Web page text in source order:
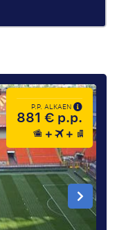
P.P. ALKAEN
881 € p.p.